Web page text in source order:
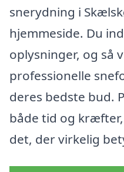
snerydning i
hjemmeside. Du
oplysninger, og så
professionelle
deres bedste bud.
både tid og
det, der virkelig